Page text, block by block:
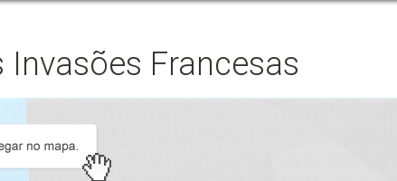
Invasões Francesas